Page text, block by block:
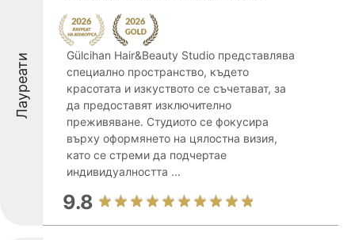
Лауреати
Gülcihan Hair&Beauty Studio представлява
специално пространство, където
красотата и изкуството се съчетават, за
да предоставят изключително
преживяване. Студиото се фокусира
върху оформянето на цялостна визия,
като се стреми да подчертае
индивидуалността ...
9.8